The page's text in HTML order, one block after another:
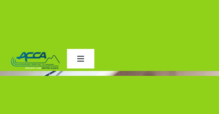
Passer
au
Toggle
Navigation